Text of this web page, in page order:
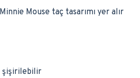
Mouse taç tasarımı yer alır
şişirilebilir